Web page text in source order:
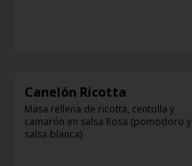
Canelón Ricotta
Masa rellena de ricotta, centolla y
camarón en salsa Rosa (pomodoro y
salsa blanca)